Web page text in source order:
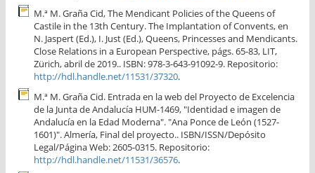
M.ª M. Graña Cid, The Mendicant Policies of the Queens of
Castile in the 13th Century. The Implantation of Convents, en
N. Jaspert (Ed.), I. Just (Ed.), Queens, Princesses and Mendicants.
Close Relations in a European Perspective, págs. 65-83, LIT,
Zürich, abril de 2019.. ISBN: 978-3-643-91092-9. Repositorio:
http://hdl.handle.net/11531/37320.
M.ª M. Graña Cid. Entrada en la web del Proyecto de Excelencia
de la Junta de Andalucía HUM-1469, "Identidad e imagen de
Andalucía en la Edad Moderna". "Ana Ponce de León (1527-
1601)". Almería, Final del proyecto.. ISBN/ISSN/Depósito
Legal/Página Web: 2605-0315. Repositorio:
http://hdl.handle.net/11531/36576.